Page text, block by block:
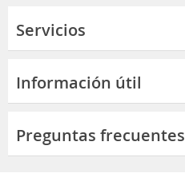
Servicios
Información útil
Preguntas frecuentes